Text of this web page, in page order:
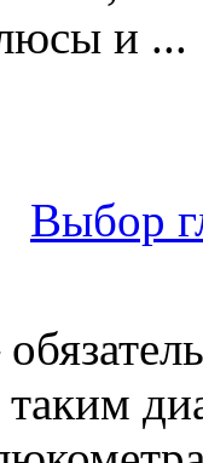
и ...
Выбор
таким